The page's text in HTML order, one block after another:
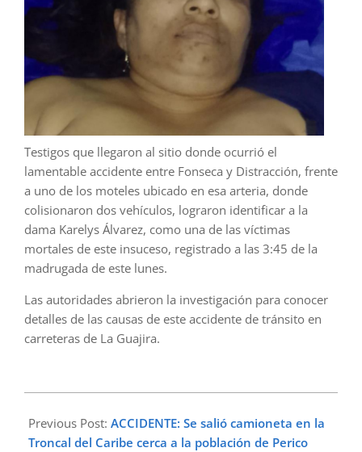
Testigos que llegaron al sitio donde ocurrió el
lamentable accidente entre Fonseca y Distracción, frente
a uno de los moteles ubicado en esa arteria, donde
colisionaron dos vehículos, lograron identificar a la
dama Karelys Álvarez, como una de las víctimas
mortales de este insuceso, registrado a las 3:45 de la
madrugada de este lunes.
Las autoridades abrieron la investigación para conocer
detalles de las causas de este accidente de tránsito en
carreteras de La Guajira.
12-
18
Previous Post: ACCIDENTE: Se salió camioneta en la
Troncal del Caribe cerca a la población de Perico